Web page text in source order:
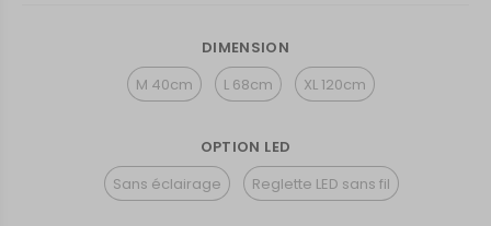
DIMENSION
M 40cm
L 68cm XL 120cm
OPTION LED
Sans éclairage
Reglette LED sans fil